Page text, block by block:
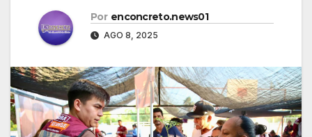
Por enconcreto.news01
AGO 8, 2025